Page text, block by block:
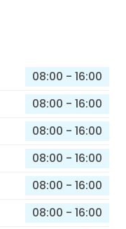
08:00 - 16:00
08:00 - 16:00
08:00 - 16:00
08:00 - 16:00
08:00 - 16:00
08:00 - 16:00